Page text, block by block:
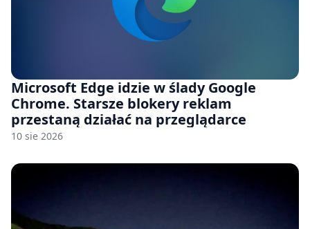
Microsoft Edge idzie w ślady Google
Chrome. Starsze blokery reklam
przestaną działać na przeglądarce
10 sie 2026